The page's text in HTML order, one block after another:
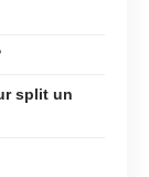
split un